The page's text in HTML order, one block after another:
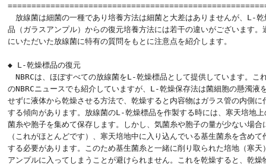
放線菌は細菌の一種であり培養方法は細菌と大差はありませんが、L-乾
品（ガラスアンプル）からの復元培養方法には若干の違いがございます。
にいただいた放線菌に特有の質問をもとに注意点を紹介します。
◆ L-乾燥標品の復元
NBRCは、ほぼすべての放線菌をL-乾燥標品として提供しています。こ
のNBRCニュースでも紹介していますが、L-乾燥保存法は菌細胞の懸濁液
せずに液体から乾燥させる方法で、乾燥すると内容物はガラス管の内側に
する傾向があります。放線菌のL-乾燥標品を作製する時には、寒天培地上
菌糸や胞子を集めて保存します。しかし、気菌糸や胞子の量が少ない場合
（これがほとんどです）、寒天培地中に入り込んでいる基生菌糸を含めて
する必要があります。このため基生菌糸と一緒に削り取られた培地（寒天
アンプルに入ってしまうことが避けられません。これを乾燥すると、乾燥